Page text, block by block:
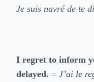
Je suis navré de te
I regret to inform
delayed. = J’ai le